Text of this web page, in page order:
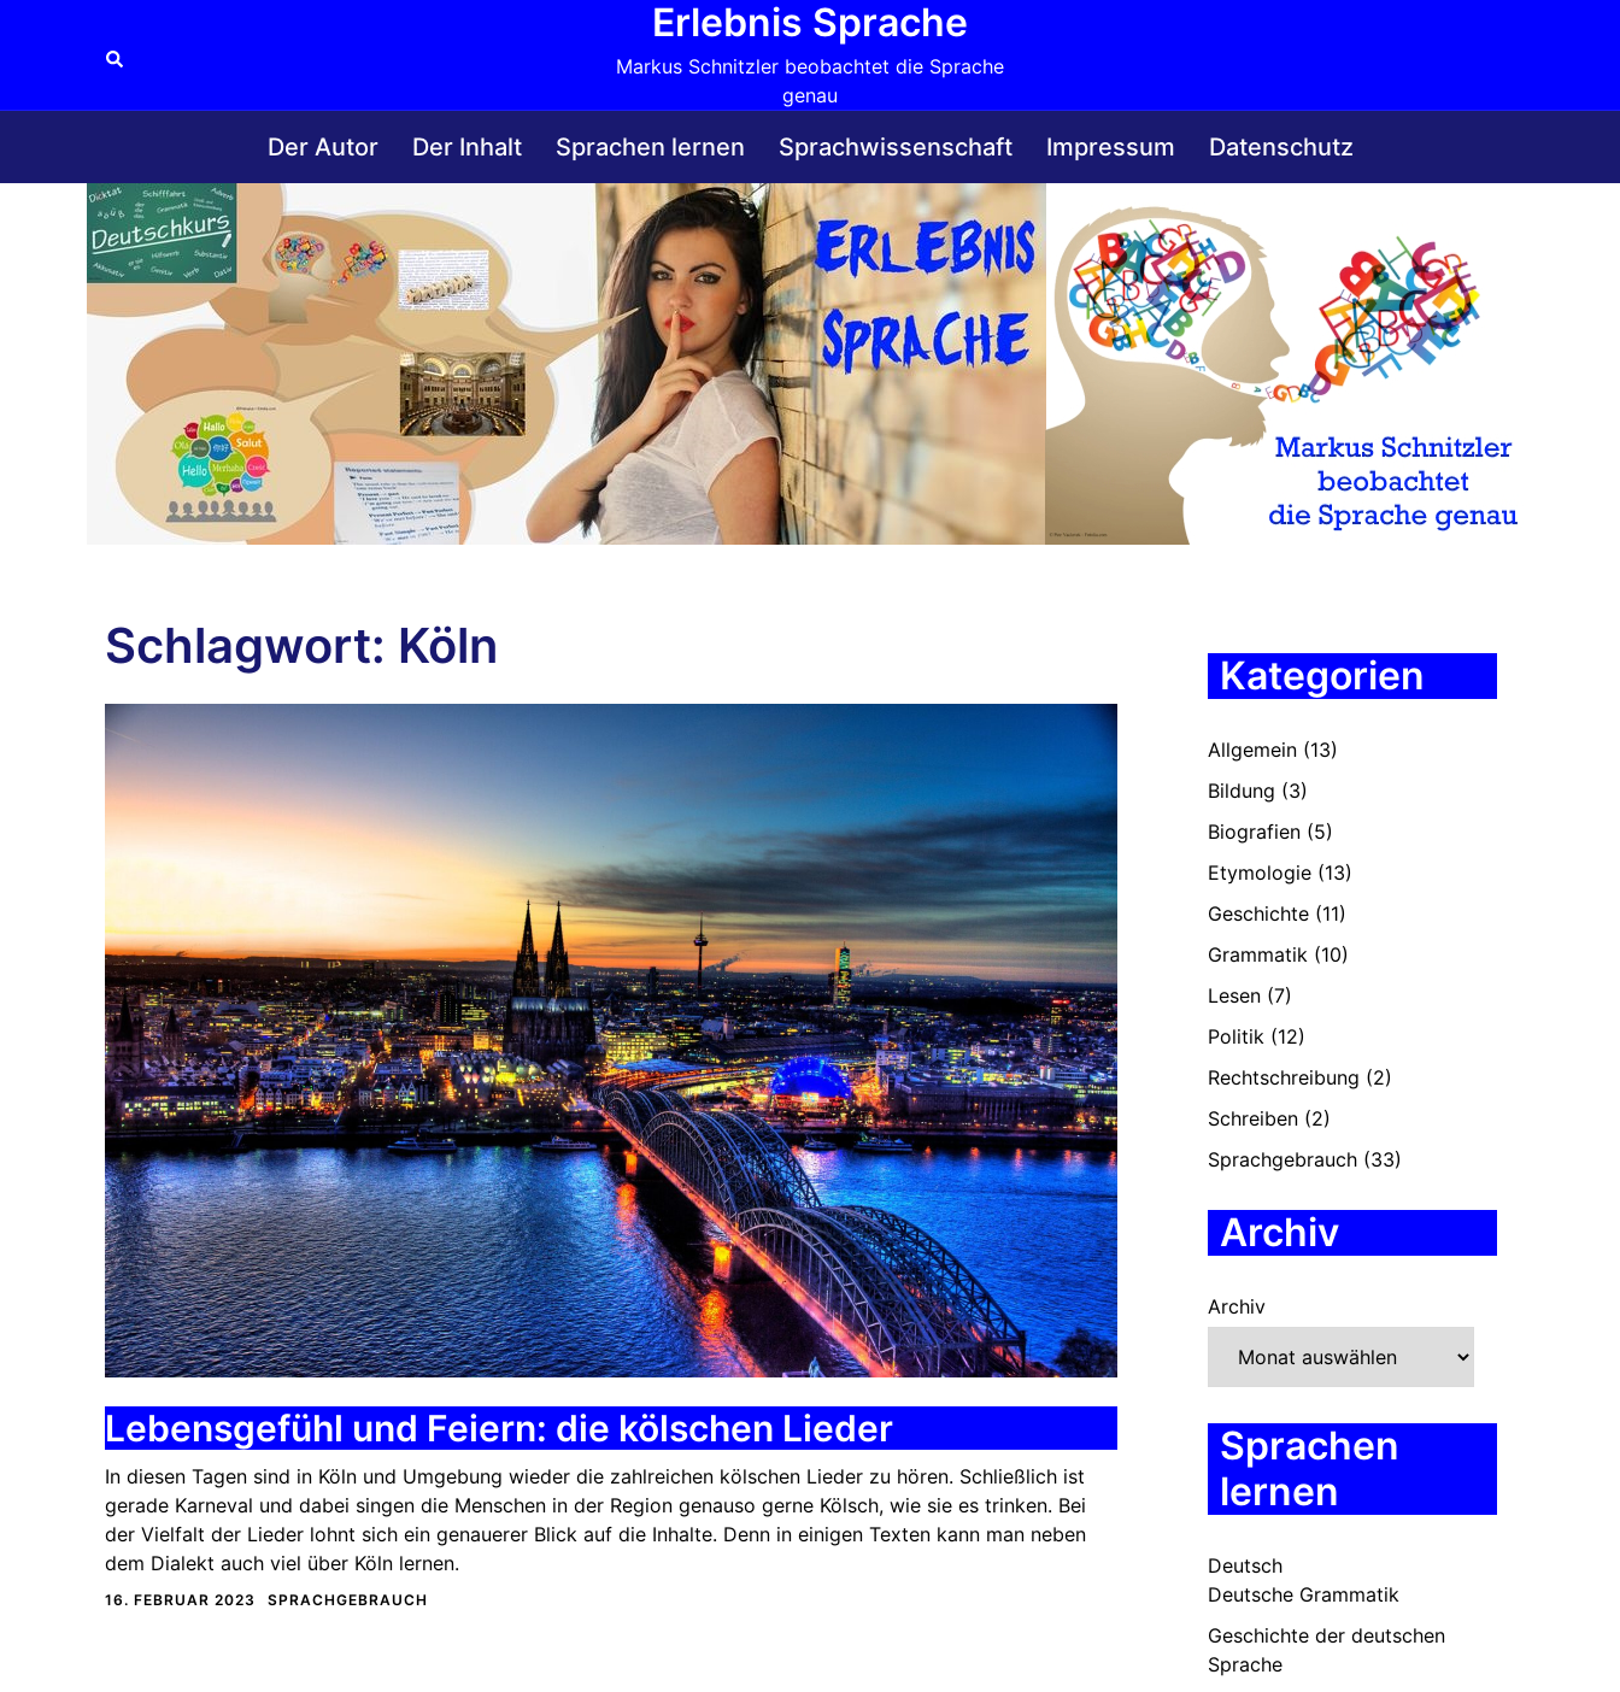
Suche
Erlebnis Sprache
Markus Schnitzler beobachtet die Sprache
genau
Der Autor Der Inhalt Sprachen lernen Sprachwissenschaft Impressum Datenschutz
Schlagwort: Köln
Lebensgefühl und Feiern: die kölschen Lieder
In diesen Tagen sind in Köln und Umgebung wieder die zahlreichen kölschen Lieder zu hören. Schließlich ist
gerade Karneval und dabei singen die Menschen in der Region genauso gerne Kölsch, wie sie es trinken. Bei
der Vielfalt der Lieder lohnt sich ein genauerer Blick auf die Inhalte. Denn in einigen Texten kann man neben
dem Dialekt auch viel über Köln lernen.
16. FEBRUAR 2023 SPRACHGEBRAUCH
Kategorien
Allgemein (13)
Bildung (3)
Biografien (5)
Etymologie (13)
Geschichte (11)
Grammatik (10)
Lesen (7)
Politik (12)
Rechtschreibung (2)
Schreiben (2)
Sprachgebrauch (33)
Archiv
Archiv
Sprachen
lernen
Deutsch
Deutsche Grammatik
Geschichte der deutschen
Sprache